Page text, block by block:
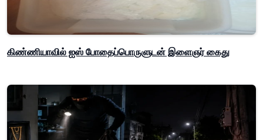
கிண்ணியாவில் ஐஸ் போதைப்பொருளுடன் இளைஞர் கைது